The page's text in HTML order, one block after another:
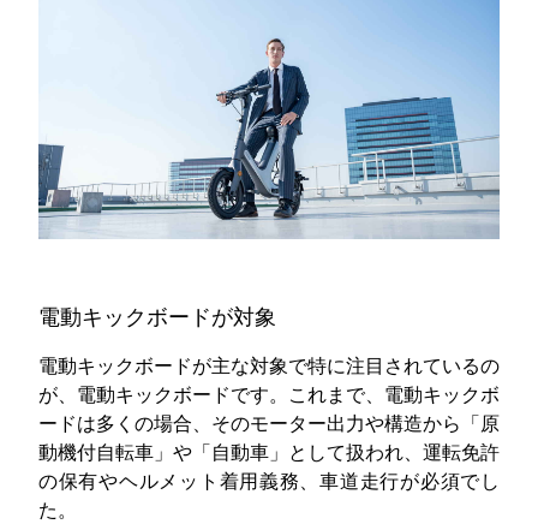
電動キックボードが対象
電動キックボードが主な対象で特に注目されているの
が、電動キックボードです。これまで、電動キックボ
ードは多くの場合、そのモーター出力や構造から「原
動機付自転車」や「自動車」として扱われ、運転免許
の保有やヘルメット着用義務、車道走行が必須でし
た。